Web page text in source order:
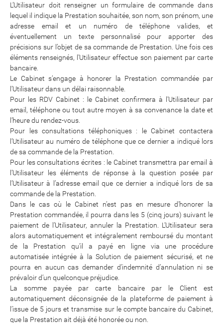
L’Utilisateur doit renseigner un formulaire de commande dans
lequel il indique la Prestation souhaitée, son nom, son prénom, une
adresse email et un numéro de téléphone valides, et
éventuellement un texte personnalisé pour apporter des
précisions sur l’objet de sa commande de Prestation. Une fois ces
éléments renseignés, l’Utilisateur effectue son paiement par carte
bancaire.
Le Cabinet s’engage à honorer la Prestation commandée par
l’Utilisateur dans un délai raisonnable.
Pour les RDV Cabinet : le Cabinet confirmera à l’Utilisateur par
email, téléphone ou tout autre moyen à sa convenance la date et
l’heure du rendez-vous.
Pour les consultations téléphoniques : le Cabinet contactera
l’Utilisateur au numéro de téléphone que ce dernier a indiqué lors
de sa commande de la Prestation.
Pour les consultations écrites : le Cabinet transmettra par email à
l’Utilisateur les éléments de réponse à la question posée par
l’Utilisateur à l’adresse email que ce dernier a indiqué lors de sa
commande de la Prestation.
Dans le cas où le Cabinet n’est pas en mesure d’honorer la
Prestation commandée, il pourra dans les 5 (cinq jours) suivant le
paiement de l’Utilisateur, annuler la Prestation. L’Utilisateur sera
alors automatiquement et intégralement remboursé du montant
de la Prestation qu’il a payé en ligne via une procédure
automatisée intégrée à la Solution de paiement sécurisé, et ne
pourra en aucun cas demander d’indemnité d’annulation ni se
prévaloir d’un quelconque préjudice.
La somme payée par carte bancaire par le Client est
automatiquement déconsignée de la plateforme de paiement à
l’issue de 5 jours et transmise sur le compte bancaire du Cabinet,
que la Prestation ait déjà été honorée ou non.